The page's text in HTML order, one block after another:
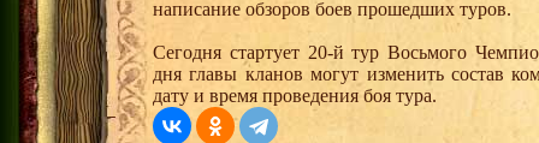
написание обзоров боев прошедших туров.
Сегодня стартует 20-й тур Восьмого
дня главы кланов могут изменить состав
дату и время проведения боя тура.